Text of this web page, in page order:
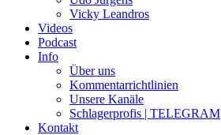
Vicky Leandros
Videos
Podcast
Info
Über uns
Kommentarrichtlinien
Unsere Kanäle
Schlagerprofis | TELEGRAM
Kontakt